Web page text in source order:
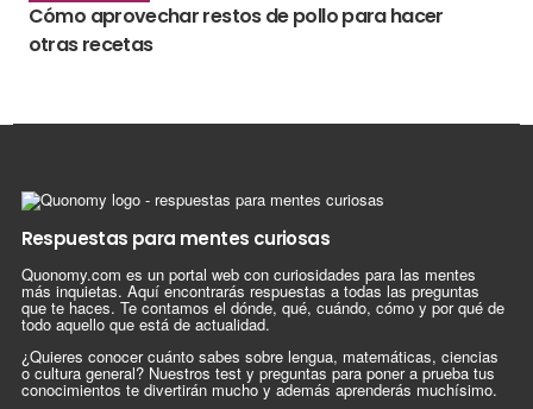
Cómo aprovechar restos de pollo para hacer
otras recetas
Respuestas para mentes curiosas
Quonomy.com es un portal web con curiosidades para las mentes
más inquietas. Aquí encontrarás respuestas a todas las preguntas
que te haces. Te contamos el dónde, qué, cuándo, cómo y por qué de
todo aquello que está de actualidad.
¿Quieres conocer cuánto sabes sobre lengua, matemáticas, ciencias
o cultura general? Nuestros test y preguntas para poner a prueba tus
conocimientos te divertirán mucho y además aprenderás muchísimo.